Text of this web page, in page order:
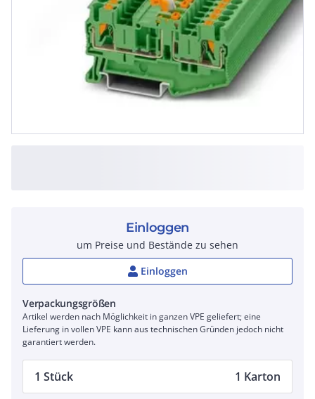
Einloggen
um Preise und Bestände zu sehen
Einloggen
Verpackungsgrößen
Artikel werden nach Möglichkeit in ganzen VPE geliefert; eine
Lieferung in vollen VPE kann aus technischen Gründen jedoch nicht
garantiert werden.
1 Stück 1 Karton